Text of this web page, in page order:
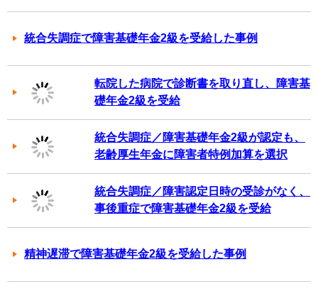
統合失調症で障害基礎年金2級を受給した事例
転院した病院で診断書を取り直し、障害基
礎年金2級を受給
統合失調症／障害基礎年金2級が認定も、
老齢厚生年金に障害者特例加算を選択
統合失調症／障害認定日時の受診がなく、
事後重症で障害基礎年金2級を受給
精神遅滞で障害基礎年金2級を受給した事例